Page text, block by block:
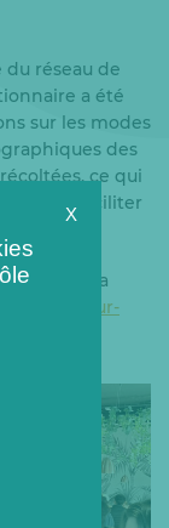
du réseau de
a été
sur les modes
des
ce qui
pour faciliter
vous sur la
X